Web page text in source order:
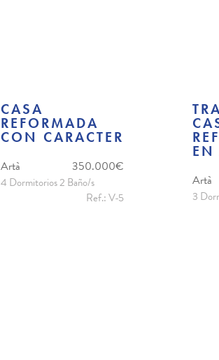
CASA
REFORMADA
CON CARACTER
Artà 350.000€
4 Dormitorios 2 Baño/s
Ref.: V-5
EN
Artà
3